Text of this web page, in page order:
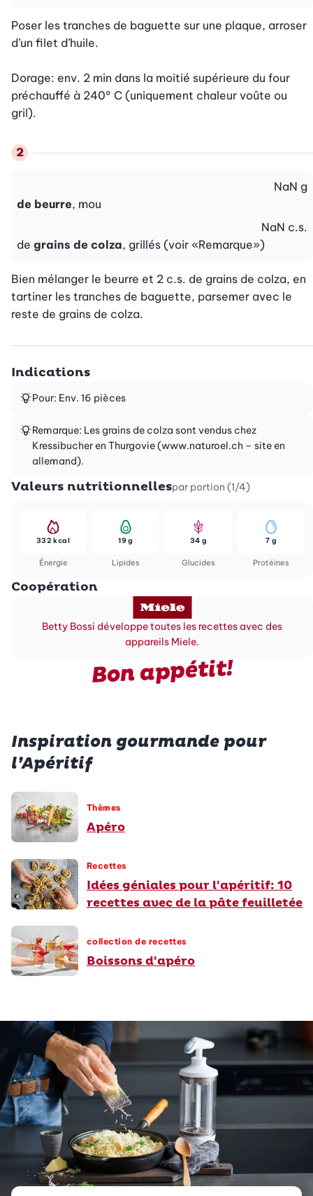
Poser les tranches de baguette sur une plaque, arroser
d’un filet d’huile.
Dorage: env. 2 min dans la moitié supérieure du four
préchauffé à 240° C (uniquement chaleur voûte ou
gril).
de beurre, mou
NaN g
de grains de colza, grillés (voir «Remarque»)
NaN c.s.
Bien mélanger le beurre et 2 c.s. de grains de colza, en
tartiner les tranches de baguette, parsemer avec le
reste de grains de colza.
Indications
Pour: Env. 16 pièces
Remarque: Les grains de colza sont vendus chez
Kressibucher en Thurgovie (www.naturoel.ch – site en
allemand).
Valeurs nutritionnellespar portion (1/4)
Énergie
332 kcal
Lipides
19 g
Glucides
34 g
Protéines
7 g
Coopération
Betty Bossi développe toutes les recettes avec des
appareils Miele.
Bon appétit!
Inspiration gourmande pour
l’Apéritif
Thèmes
Apéro
Recettes
Idées géniales pour l'apéritif: 10
recettes avec de la pâte feuilletée
collection de recettes
Boissons d'apéro